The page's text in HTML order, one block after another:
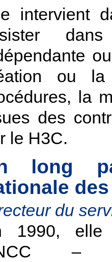
intervient
ou
la
des
le H3C.
long
du
1990,
–